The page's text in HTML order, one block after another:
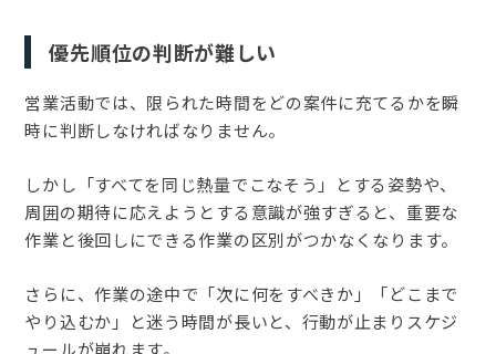
優先順位の判断が難しい
営業活動では、限られた時間をどの案件に充てるかを瞬
時に判断しなければなりません。
しかし「すべてを同じ熱量でこなそう」とする姿勢や、
周囲の期待に応えようとする意識が強すぎると、重要な
作業と後回しにできる作業の区別がつかなくなります。
さらに、作業の途中で「次に何をすべきか」「どこまで
やり込むか」と迷う時間が長いと、行動が止まりスケジ
ュールが崩れます。